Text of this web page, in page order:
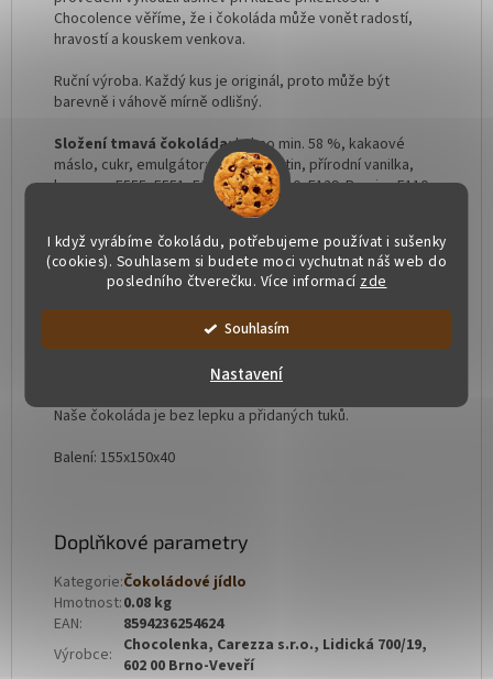
I když vyrábíme čokoládu, potřebujeme používat i sušenky
(cookies). Souhlasem si budete moci vychutnat náš web do
posledního čtverečku. Více informací zde
Souhlasím
Nastavení
Chocolence věříme, že i čokoláda může vonět radostí,
hravostí a kouskem venkova.
Ruční výroba. Každý kus je originál, proto může být
barevně i váhově mírně odlišný.
Složení tmavá čokoláda:kakao min. 58 %, kakaové
máslo, cukr, emulgátor: sojovýlecitin, přírodní vanilka,
barveno: E555, E551, E172, E132, E110, E129. Barviva E110 a
E129 mohou ovlivnit činnost a pozornost dětí.
Složení bílá čokoláda:kakaové máslo 31,1 %,sušené
plnotučné mléko, cukr, emulgátor: sojový lecitin ,
přírodní vanilka, barveno: E555, E551, E172, E129. Barvivo
E129 může ovlivňovat činnost a pozornost dětí.
Alergeny:sójovýlecitin, plnotučné mléko(bílá
Naše čokoláda je bez lepku a přidaných tuků.
Balení: 155x150x40
Doplňkové parametry
Kategorie:Čokoládové jídlo
Hmotnost:0.08 kg
EAN:
8594236254624
Výrobce: Chocolenka, Carezza s.r.o., Lidická 700/19,
602 00 Brno-Veveří